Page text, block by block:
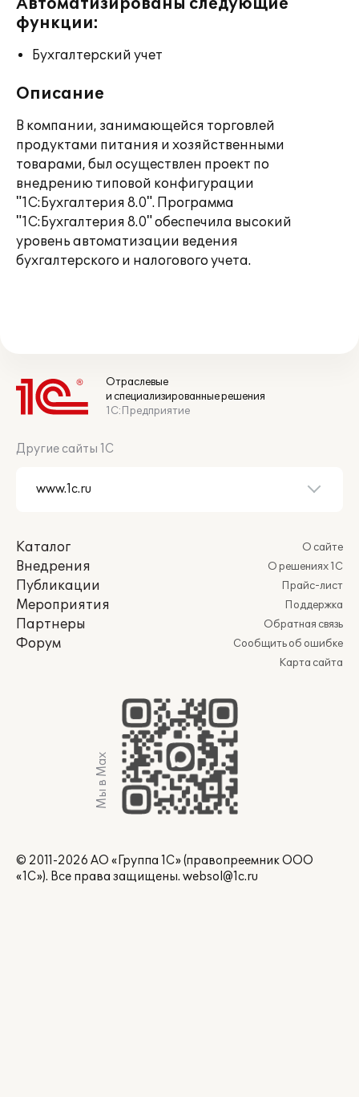
Автоматизированы следующие
функции:
Бухгалтерский учет
Описание
В компании, занимающейся торговлей
продуктами питания и хозяйственными
товарами, был осуществлен проект по
внедрению типовой конфигурации
"1С:Бухгалтерия 8.0". Программа
"1С:Бухгалтерия 8.0" обеспечила высокий
уровень автоматизации ведения
бухгалтерского и налогового учета.
Отраслевые
и специализированные решения
1С:Предприятие
Другие сайты 1С
Каталог
Внедрения
Публикации
Мероприятия
Партнеры
Форум
О сайте
О решениях 1С
Прайс-лист
Поддержка
Обратная связь
Сообщить об ошибке
Карта сайта
Мы в Max
© 2011-2026 АО «Группа 1С» (правопреемник ООО
«1С»). Все права защищены. websol@1c.ru